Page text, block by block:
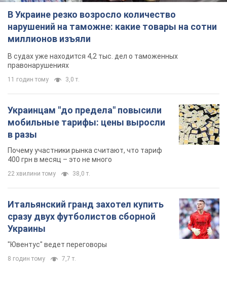
В Украине резко возросло количество
нарушений на таможне: какие товары на сотни
миллионов изъяли
В судах уже находится 4,2 тыс. дел о таможенных
правонарушениях
11 годин тому 3,0 т.
Украинцам "до предела" повысили
мобильные тарифы: цены выросли
в разы
Почему участники рынка считают, что тариф
400 грн в месяц – это не много
22 хвилини тому 38,0 т.
Итальянский гранд захотел купить
сразу двух футболистов сборной
Украины
"Ювентус" ведет переговоры
8 годин тому 7,7 т.